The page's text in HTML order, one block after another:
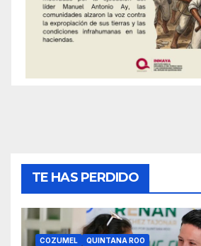
TE HAS PERDIDO
COZUMEL QUINTANA ROO